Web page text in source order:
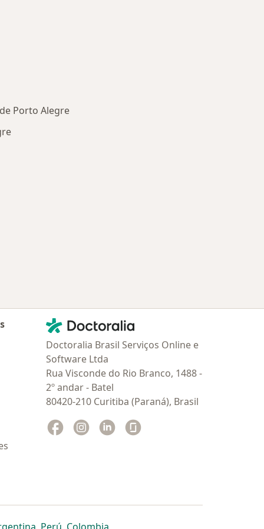
Porto Alegre
Contato
Doctoralia - Homepage
Doctoralia Brasil Serviços Online e
Software Ltda
Rua Visconde do Rio Branco, 1488 -
2º andar - Batel
80420-210 Curitiba (Paraná), Brasil
Facebook
abre num novo separador
Instagram
abre num novo separador
Linkedin
abre num novo separador
separador
num novo separador
abre num novo separador
abre num novo separador
abre num novo separador